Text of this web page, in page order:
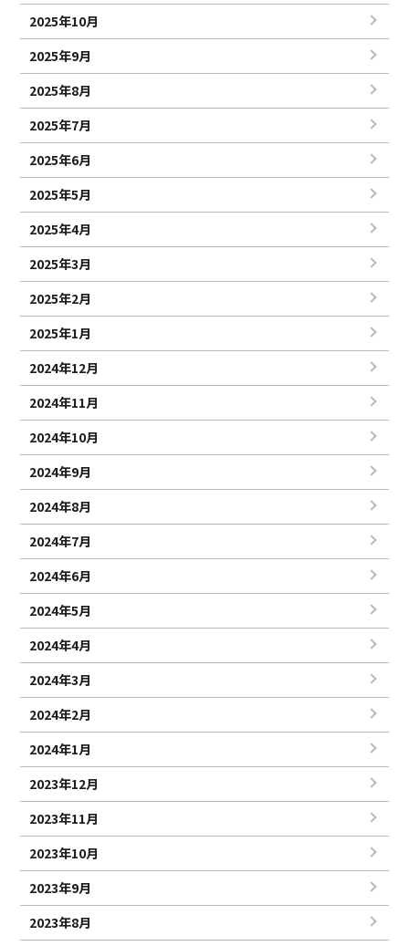
2025年10月
2025年9月
2025年8月
2025年7月
2025年6月
2025年5月
2025年4月
2025年3月
2025年2月
2025年1月
2024年12月
2024年11月
2024年10月
2024年9月
2024年8月
2024年7月
2024年6月
2024年5月
2024年4月
2024年3月
2024年2月
2024年1月
2023年12月
2023年11月
2023年10月
2023年9月
2023年8月